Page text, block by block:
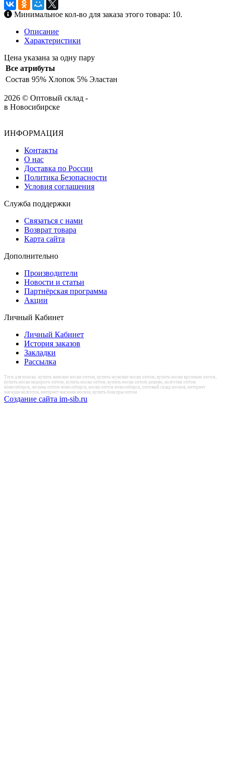
Минимальное кол-во для заказа этого товара: 10.
Описание
Характеристики
Цена указана за одну пару
Все атрибуты
Состав 95% Хлопок 5% Эластан
2026 © Оптовый склад -
в Новосибирске
ИНФОРМАЦИЯ
Контакты
О нас
Доставка по России
Политика Безопасности
Условия соглашения
Служба поддержки
Связаться с нами
Возврат товара
Карта сайта
Дополнительно
Производители
Новости и статьи
Партнёрская программа
Акции
Личный Кабинет
Личный Кабинет
История заказов
Закладки
Рассылка
Теги для поиска: купить женские носки оптом, купить мужские носки оптом, купить носки крупным оптом,
купить носки недорого оптом, купить носки оптом, купить носки оптом дешево, колготки оптом
новосибирск, лосины оптом новосибирск, носки оптом новосибирск, оптовый склад носков, интернет
магазин колготок, интернет магазин носков, купить боксеры оптом
Создание сайта im-sib.ru